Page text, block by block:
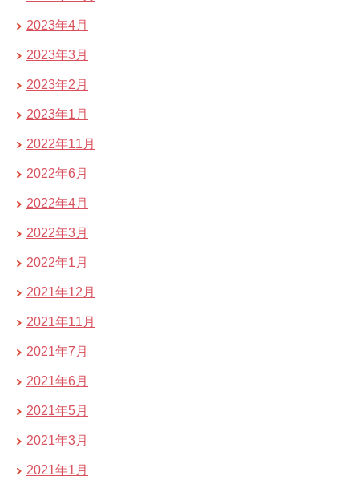
2023年4月
2023年3月
2023年2月
2023年1月
2022年11月
2022年6月
2022年4月
2022年3月
2022年1月
2021年12月
2021年11月
2021年7月
2021年6月
2021年5月
2021年3月
2021年1月